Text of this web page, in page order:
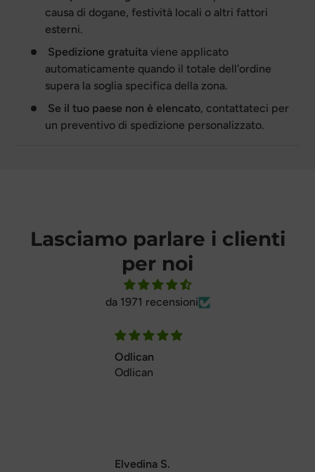
causa di dogane, festività locali o altri fattori
esterni.
Spedizione gratuita viene applicato
automaticamente quando il totale dell'ordine
supera la soglia specifica della zona.
Se il tuo paese non è elencato, contattateci per
un preventivo di spedizione personalizzato.
Lasciamo parlare i clienti
per noi
da 1971 recensioni
Odlican
Odlican
Elvedina S.